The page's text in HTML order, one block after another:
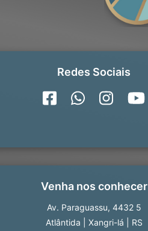
Redes Sociais
Venha nos conhecer
Av. Paraguassu, 4432 5
Atlântida
Xangri-lá
RS